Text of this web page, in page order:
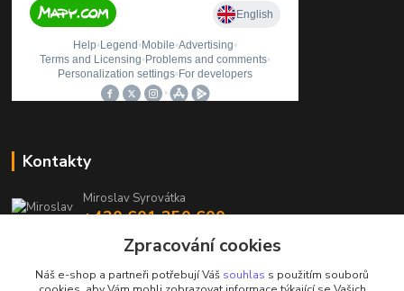
Kontakty
Miroslav Syrovátka
+420 601 350 600
(Po-Pá, 7:30-16 hod.)
prodejna@polycarboncb.cz
Zpracování cookies
Náš e-shop a partneři potřebují Váš souhlas s použitím souborů